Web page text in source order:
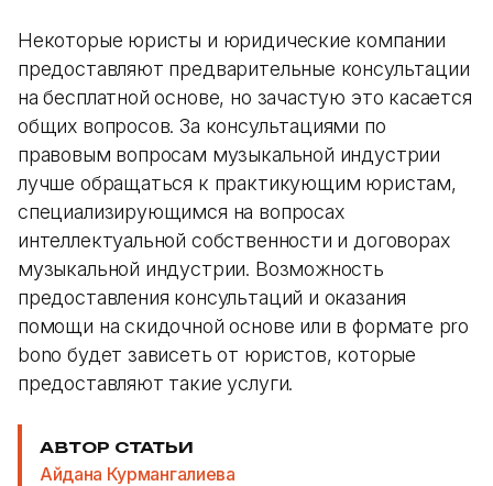
Некоторые юристы и юридические компании
предоставляют предварительные консультации
на бесплатной основе, но зачастую это касается
общих вопросов. За консультациями по
правовым вопросам музыкальной индустрии
лучше обращаться к практикующим юристам,
специализирующимся на вопросах
интеллектуальной собственности и договорах
музыкальной индустрии. Возможность
предоставления консультаций и оказания
помощи на скидочной основе или в формате pro
bono будет зависеть от юристов, которые
предоставляют такие услуги.
АВТОР СТАТЬИ
Айдана Курмангалиева